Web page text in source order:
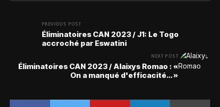
PREVIOUS POST
Éliminatoires CAN 2023 / J1: Le Togo
accroché par Eswatini
NEXT POST
Éliminatoires CAN 2023 / Alaixys Romao : «
On a manqué d'efficacité… »